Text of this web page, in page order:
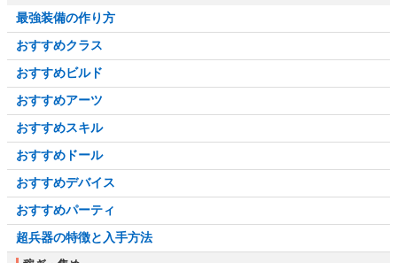
最強装備の作り方
おすすめクラス
おすすめビルド
おすすめアーツ
おすすめスキル
おすすめドール
おすすめデバイス
おすすめパーティ
超兵器の特徴と入手方法